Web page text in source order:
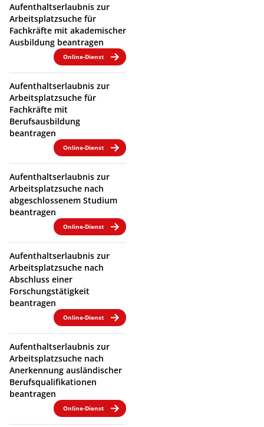
Aufenthaltserlaubnis zur
Arbeitsplatzsuche für
Fachkräfte mit akademischer
Ausbildung beantragen
Online-Dienst
Aufenthaltserlaubnis zur
Arbeitsplatzsuche für
Fachkräfte mit
Berufsausbildung
beantragen
Online-Dienst
Aufenthaltserlaubnis zur
Arbeitsplatzsuche nach
abgeschlossenem Studium
beantragen
Online-Dienst
Aufenthaltserlaubnis zur
Arbeitsplatzsuche nach
Abschluss einer
Forschungstätigkeit
beantragen
Online-Dienst
Aufenthaltserlaubnis zur
Arbeitsplatzsuche nach
Anerkennung ausländischer
Berufsqualifikationen
beantragen
Online-Dienst